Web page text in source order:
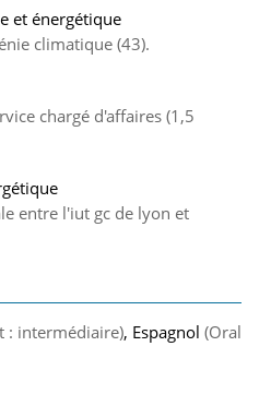
et énergétique
climatique (43).
chargé d'affaires (1,5
entre l'iut gc de lyon et
: intermédiaire), Espagnol (Oral